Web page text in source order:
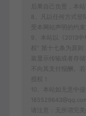
后果自己负责，本
8、凡以任何方式登
受本网站声明的约束
9、本站以《2013
权” 第十七条为原
装显示传输或者存
不向其支付报酬。
10、本站如无意中
请注意：无所谓完